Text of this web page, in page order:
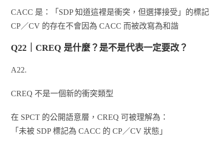
CACC 是：「SDP 知道這裡是衝突，但選擇接受」的標記
CP／CV 的存在不會因為 CACC 而被改寫為和諧
Q22｜CREQ 是什麼？是不是代表一定要改？
A22.
CREQ 不是一個新的衝突類型
在 SPCT 的公開語意層，CREQ 可被理解為：
「未被 SDP 標記為 CACC 的 CP／CV 狀態」